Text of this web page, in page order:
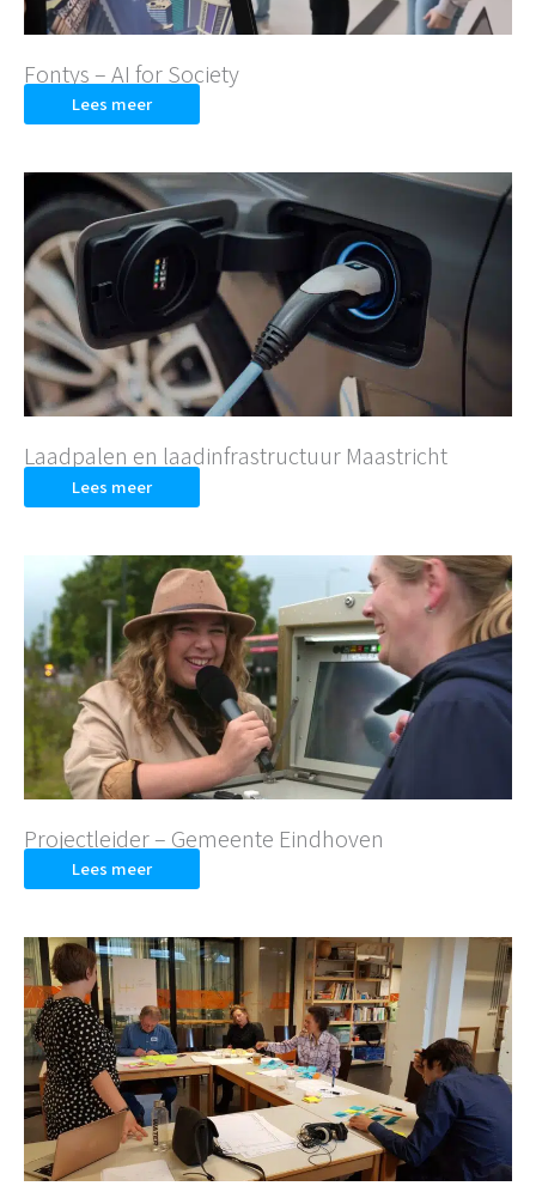
Fontys – AI for Society
Lees meer
Laadpalen en laadinfrastructuur Maastricht
Lees meer
Projectleider – Gemeente Eindhoven
Lees meer